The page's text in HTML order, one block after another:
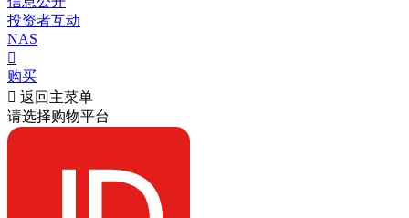
投资者互动
NAS

购买
 返回主菜单
请选择购物平台